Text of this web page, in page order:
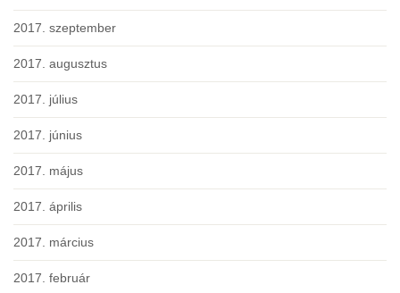
2017. szeptember
2017. augusztus
2017. július
2017. június
2017. május
2017. április
2017. március
2017. február